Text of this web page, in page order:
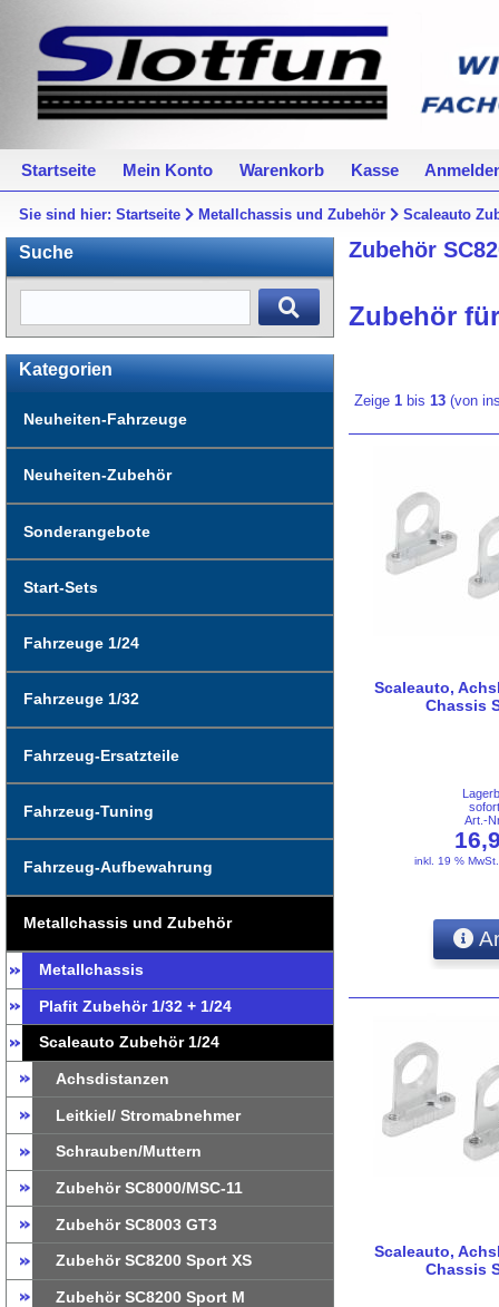
Startseite Mein Konto Warenkorb Kasse
Sie sind hier:Startseite Metallchassis und Zubehör Scaleauto
Suche
Kategorien
Neuheiten-Fahrzeuge
Neuheiten-Zubehör
Sonderangebote
Start-Sets
Fahrzeuge 1/24
Fahrzeuge 1/32
Fahrzeug-Ersatzteile
Fahrzeug-Tuning
Fahrzeug-Aufbewahrung
Metallchassis und Zubehör
Metallchassis
Plafit Zubehör 1/32 + 1/24
Scaleauto Zubehör 1/24
Achsdistanzen
Leitkiel/ Stromabnehmer
Schrauben/Muttern
Zubehör SC8000/MSC-11
Zubehör SC8003 GT3
Zubehör SC8200 Sport XS
Zubehör SC8200 Sport M
Zubehör
Zubehör
Zeige1 bis13 (von
Scaleauto,
Chassis
Art.-
inkl. 19 %
Scaleauto,
Chassis